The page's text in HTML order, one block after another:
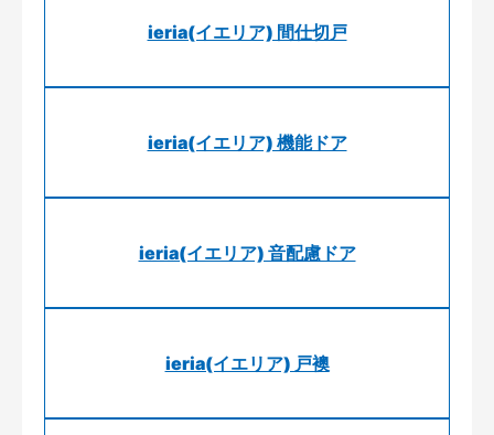
ieria(イエリア) 間仕切戸
ieria(イエリア) 機能ドア
ieria(イエリア) 音配慮ドア
ieria(イエリア) 戸襖